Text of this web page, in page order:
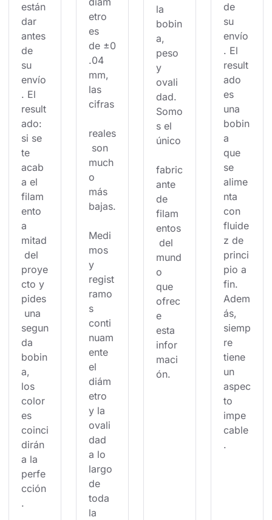
están
dar
antes
de
su
envío
. El
result
ado:
si se
te
acab
a el
filam
ento
a
mitad
del
proye
cto y
pides
una
segun
da
bobin
a,
los
color
es
coinci
dirán
a la
perfe
cción
.
etro
es
de ±0
.04
mm,
las
cifras
reales
son
much
o
más
bajas.
Medi
mos
y
regist
ramo
s
conti
nuam
ente
el
diám
etro
y la
ovali
dad
a lo
largo
de
toda
la
la
bobin
a,
peso
y
ovali
dad.
Somo
s el
único
fabric
ante
de
filam
entos
del
mund
o
que
ofrec
e
esta
infor
maci
ón.
de
su
envío
. El
result
ado
es
una
bobin
a
que
se
alime
nta
con
fluide
z de
princi
pio a
fin.
Adem
ás,
siemp
re
tiene
un
aspec
to
impe
cable
.